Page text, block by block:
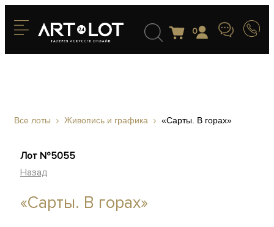
0
Все лоты Живопись и графика «Сарты. В горах»
Лот №5055
Назад
«Сарты. В горах»